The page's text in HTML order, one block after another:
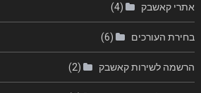
אתרי קאשבק (4)
בחירת העורכים (6)
הרשמה לשירות קאשבק (2)